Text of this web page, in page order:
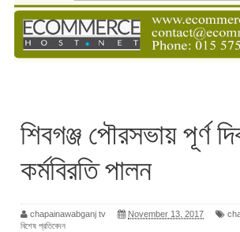
শিবগঞ্জ পৌরসভায় পূর্ণ
কর্মবিরতি পালন
chapainawabganj tv November 13, 2017
বিশেষ প্রতিবেদন